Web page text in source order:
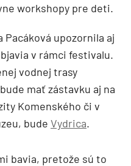
workshopy pre deti.
upozornila aj
v rámci festivalu.
vodnej trasy
mať zástavku aj na
Komenského či v
bude Vydrica.
bavia, pretože sú to